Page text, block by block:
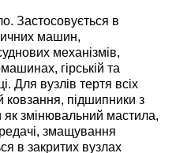
Застосовується в
машин,
механізмів,
гірській та
Для вузлів тертя всіх
ковзання, підшипники з
змінювальний мастила,
змащування
в закритих вузлах